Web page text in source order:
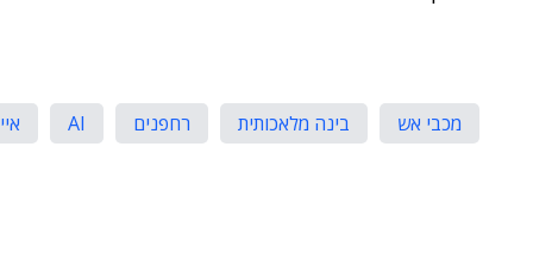
מכבי אש בינה מלאכותית רחפנים AI